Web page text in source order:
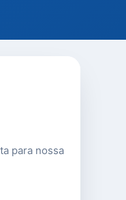
para nossa